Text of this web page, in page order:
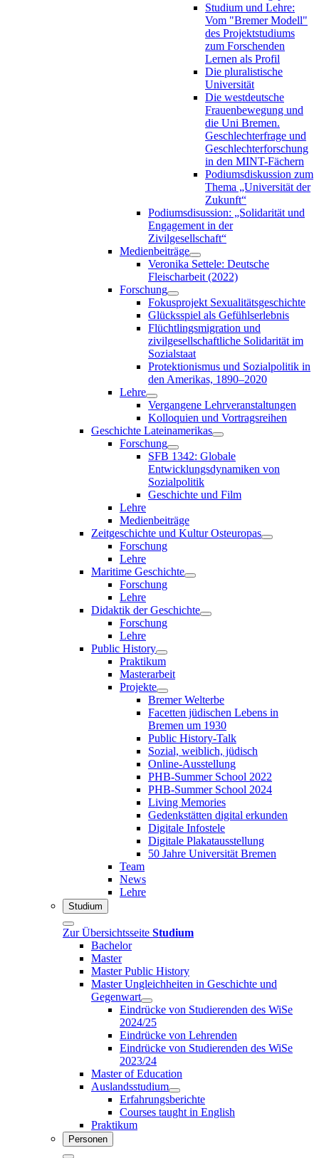
Studium und Lehre:
Vom "Bremer Modell"
des Projektstudiums
zum Forschenden
Lernen als Profil
Die pluralistische
Universität
Die westdeutsche
Frauenbewegung und
die Uni Bremen.
Geschlechterfrage und
Geschlechterforschung
in den MINT-Fächern
Podiumsdiskussion zum
Thema „Universität der
Zukunft“
Podiumsdisussion: „Solidarität und
Engagement in der
Zivilgesellschaft“
Medienbeiträge
Veronika Settele: Deutsche
Fleischarbeit (2022)
Forschung
Fokusprojekt Sexualitätsgeschichte
Glücksspiel als Gefühlserlebnis
Flüchtlingsmigration und
zivilgesellschaftliche Solidarität im
Sozialstaat
Protektionismus und Sozialpolitik in
den Amerikas, 1890–2020
Lehre
Vergangene Lehrveranstaltungen
Kolloquien und Vortragsreihen
Geschichte Lateinamerikas
Forschung
SFB 1342: Globale
Entwicklungsdynamiken von
Sozialpolitik
Geschichte und Film
Lehre
Medienbeiträge
Zeitgeschichte und Kultur Osteuropas
Forschung
Lehre
Maritime Geschichte
Forschung
Lehre
Didaktik der Geschichte
Forschung
Lehre
Public History
Praktikum
Masterarbeit
Projekte
Bremer Welterbe
Facetten jüdischen Lebens in
Bremen um 1930
Public History-Talk
Sozial, weiblich, jüdisch
Online-Ausstellung
PHB-Summer School 2022
PHB-Summer School 2024
Living Memories
Gedenkstätten digital erkunden
Digitale Infostele
Digitale Plakatausstellung
50 Jahre Universität Bremen
Team
News
Lehre
Studium
Zur Übersichtsseite Studium
Bachelor
Master
Master Public History
Master Ungleichheiten in Geschichte und
Gegenwart
Eindrücke von Studierenden des WiSe
2024/25
Eindrücke von Lehrenden
Eindrücke von Studierenden des WiSe
2023/24
Master of Education
Auslandsstudium
Erfahrungsberichte
Courses taught in English
Praktikum
Personen